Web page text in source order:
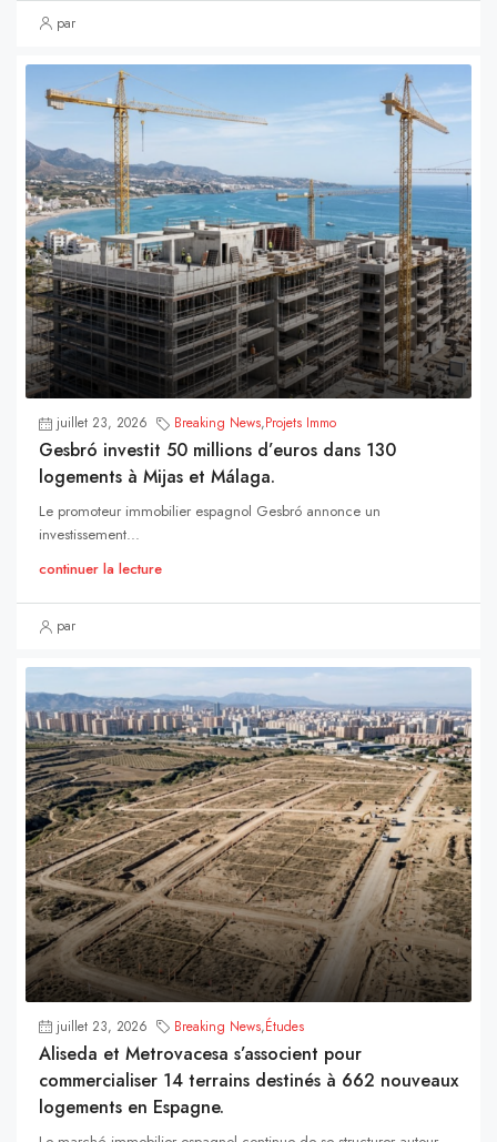
par
juillet 23, 2026 Breaking News,Projets Immo
Gesbró investit 50 millions d’euros dans 130
logements à Mijas et Málaga.
Le promoteur immobilier espagnol Gesbró annonce un
investissement...
continuer la lecture
par
juillet 23, 2026 Breaking News,Études
Aliseda et Metrovacesa s’associent pour
commercialiser 14 terrains destinés à 662 nouveaux
logements en Espagne.